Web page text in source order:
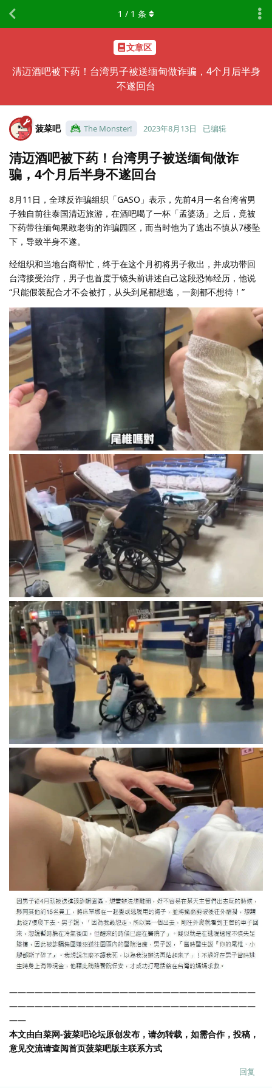
文章区
清迈酒吧被下药！台湾男子被送缅甸做诈骗，4个月后半身
不遂回台
1 / 1 条
菠菜吧 The Monster! 2023年8月13日 已编辑
清迈酒吧被下药！台湾男子被送缅甸做诈
骗，4个月后半身不遂回台
8月11日，全球反诈骗组织「GASO」表示，先前4月一名台湾省男
子独自前往泰国清迈旅游，在酒吧喝了一杯「孟婆汤」之后，竟被
下药带往缅甸果敢老街的诈骗园区，而当时他为了逃出不慎从7楼坠
下，导致半身不遂。
经组织和当地台商帮忙，终于在这个月初将男子救出，并成功带回
台湾接受治疗，男子也首度于镜头前讲述自己这段恐怖经历，他说
“只能假装配合才不会被打，从头到尾都想逃，一刻都不想待！”
—————————————————————————————
—————————————————————————————
——
本文由白菜网-菠菜吧论坛原创发布，请勿转载，如需合作，投稿，
意见交流请查阅首页菠菜吧版主联系方式
回复